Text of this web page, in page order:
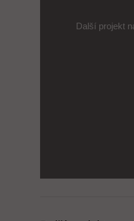
Další projekt